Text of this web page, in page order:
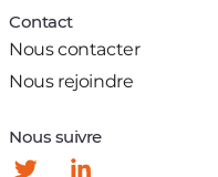
Contact
Nous contacter
Nous rejoindre
Nous suivre